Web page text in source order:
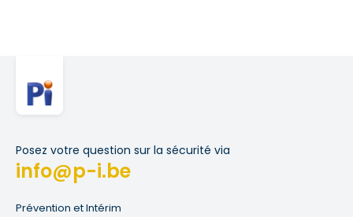
Posez votre question sur la sécurité via
info@p-i.be
Prévention et Intérim